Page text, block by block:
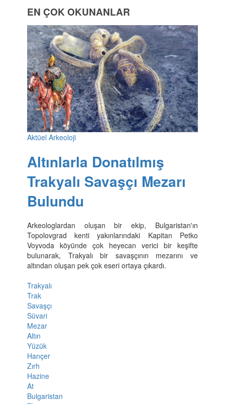
EN ÇOK OKUNANLAR
Aktüel Arkeoloji
Altınlarla Donatılmış
Trakyalı Savaşçı Mezarı
Bulundu
Arkeologlardan oluşan bir ekip, Bulgaristan'ın
Topolovgrad kenti yakınlarındaki Kapitan Petko
Voyvoda köyünde çok heyecan verici bir keşifte
bulunarak, Trakyalı bir savaşçının mezarını ve
altından oluşan pek çok eseri ortaya çıkardı.
Trakyalı
Trak
Savaşçı
Süvari
Mezar
Altın
Yüzük
Hançer
Zırh
Hazine
At
Bulgaristan